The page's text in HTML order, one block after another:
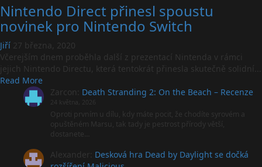
Remastered
má
datum
vydání
pro
Switch
Nintendo Direct přinesl spoustu
novinek pro Nintendo Switch
Jiří 27 března, 2020
Včerejším dnem proběhla další z prezentací Nintenda v rámci
jejich Nintendo Directu, která tentokrát přinesla skutečně solidní...
Read MoreRead
more
about
Nintendo
Direct
přinesl
spoustu
novinek
Zarcon Death Stranding 2: On the Beach – Recenze
24 května, 2026
Oproti prvním u dílu, kdy máte pocit, že chodíte syrovém a
opuštěném Marsu, tak tady je pestrost přírody větší,
dostanete…
Alexander Desková hra Dead by Daylight se dočká